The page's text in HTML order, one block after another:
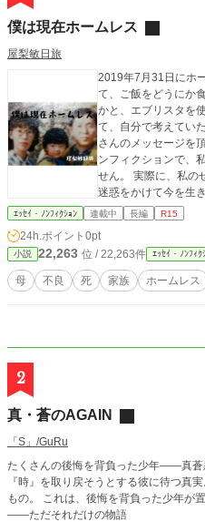
僕は現在ホームレス
屋梨敏日旅
2019年7月31日にホ
て、ご飯をどうにか
かと、エブリスタを使
て、自分で考えてい
さんのメッセージを
ンフィクションで、
せん。 実際に、私の
迷惑をかけて今を生きています。 不快
んが、それでも良いとい
章は乱雑でめちゃくちゃです。 ただ、た
くださったことで、
た。 どちらかというと、共感よりも応援の気持ちが強かった
んだろうと思います。 家族の絆と私のくだらない人生をそ
ば、私のような人間
ｴｯｾｲ・ﾉﾝﾌｨｸｼｮﾝ 連載中 長編 R15
24h.ポイント 0pt
小説 22,263 位 / 22,263件 ｴｯｾｲ・ﾉﾝﾌｨｸ
母 不良 死 家族 ホームレス
2
真・蒼のAGAIN
「S」/GuRu
たくさんの後悔を背負った少年――真蒼黒竜
『時』を取り戻そうとする彼に待つ真
もの。 これは、後悔を背負った少年が置いてきた『時』を取り戻そうとする―
――ただそれだけの物語